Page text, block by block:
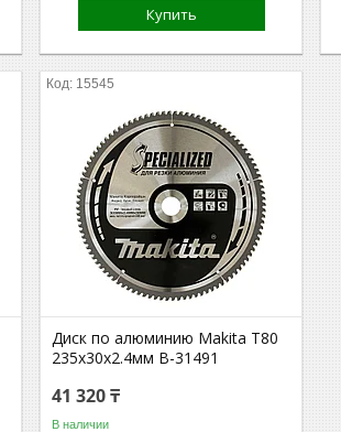
Купить
15545
Диск по алюминию Makita Т80
235х30х2.4мм B-31491
41 320 ₸
В наличии